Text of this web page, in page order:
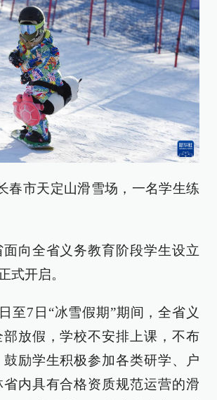
春市天定山滑雪场，一名学生练
向全省义务教育阶段学生设立
式开启。
至7日“冰雪假期”期间，全省义
放假，学校不安排上课，不布
励学生积极参加各类研学、户
内具有合格资质规范运营的滑